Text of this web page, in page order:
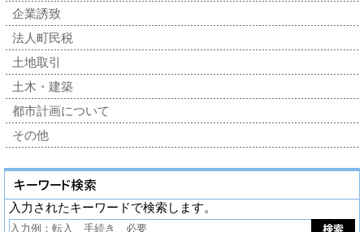
企業誘致
法人町民税
土地取引
土木・建築
都市計画について
その他
入力されたキーワードで検索します。